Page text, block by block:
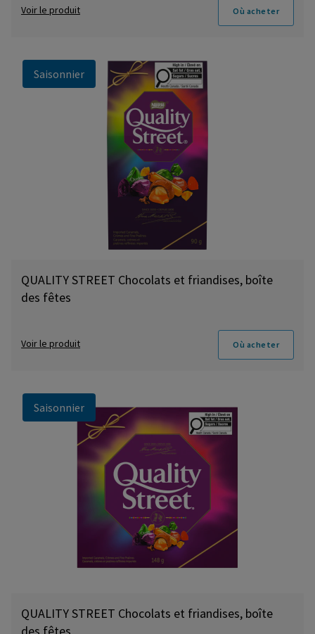
Voir le produit Où acheter
Saisonnier
QUALITY STREET Chocolats et friandises, boîte
des fêtes
Voir le produit Où acheter
Saisonnier
QUALITY STREET Chocolats et friandises, boîte